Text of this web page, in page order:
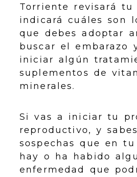
Torriente revisará tu
indicará cuáles son
que debes adoptar
buscar el embarazo
iniciar algún
suplementos de
minerales.
Si vas a iniciar tu
reproductivo, y
sospechas que en
hay o ha habido
enfermedad que